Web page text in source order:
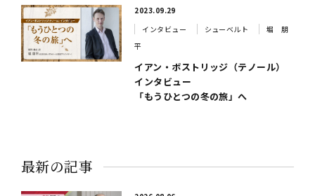
2023.09.29
インタビュー
シューベルト
堀 朋
平
イアン・ボストリッジ（テノール）
インタビュー
「もうひとつの冬の旅」へ
最新の記事